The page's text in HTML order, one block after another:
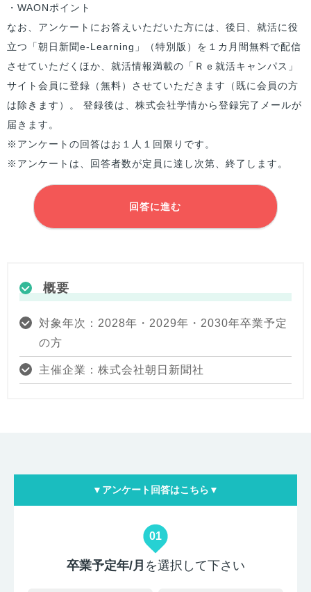
・WAONポイント
なお、アンケートにお答えいただいた方には、後日、就活に役
立つ「朝日新聞e-Learning」（特別版）を１カ月間無料で配信
させていただくほか、就活情報満載の「Ｒｅ就活キャンパス」
サイト会員に登録（無料）させていただきます（既に会員の方
は除きます）。 登録後は、株式会社学情から登録完了メールが
届きます。
※アンケートの回答はお１人１回限りです。
※アンケートは、回答者数が定員に達し次第、終了します。
回答に進む
概要
対象年次：2028年・2029年・2030年卒業予定
の方
主催企業：株式会社朝日新聞社
▼アンケート回答はこちら▼
01
卒業予定年/月 を選択して下さい